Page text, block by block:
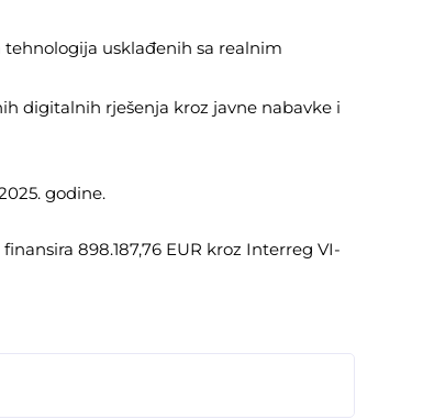
tehnologija usklađenih sa realnim
digitalnih rješenja kroz javne nabavke i
godine.
898.187,76 EUR kroz Interreg VI-